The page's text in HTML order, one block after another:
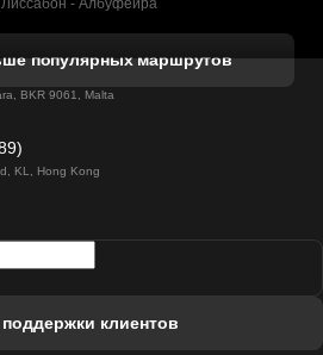
- Албуфейра
Лиссабон - Лагос
Лиссабон - Мадрид
популярных маршрутов
BKR 9061, Malta
KL, Hong Kong
клиентов